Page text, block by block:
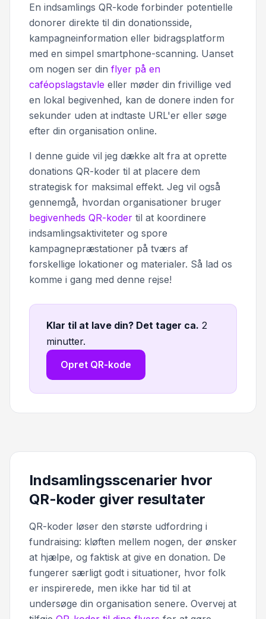
En indsamlings QR-kode forbinder potentielle
donorer direkte til din donationsside,
kampagneinformation eller bidragsplatform
med en simpel smartphone-scanning. Uanset
om nogen ser din flyer på en
caféopslagstavle eller møder din frivillige ved
en lokal begivenhed, kan de donere inden for
sekunder uden at indtaste URL'er eller søge
efter din organisation online.
I denne guide vil jeg dække alt fra at oprette
donations QR-koder til at placere dem
strategisk for maksimal effekt. Jeg vil også
gennemgå, hvordan organisationer bruger
begivenheds QR-koder til at koordinere
indsamlingsaktiviteter og spore
kampagnepræstationer på tværs af
forskellige lokationer og materialer. Så lad os
komme i gang med denne rejse!
Klar til at lave din? Det tager ca. 2
minutter.
Opret QR-kode
Indsamlingsscenarier hvor
QR-koder giver resultater
QR-koder løser den største udfordring i
fundraising: kløften mellem nogen, der ønsker
at hjælpe, og faktisk at give en donation. De
fungerer særligt godt i situationer, hvor folk
er inspirerede, men ikke har tid til at
undersøge din organisation senere. Overvej at